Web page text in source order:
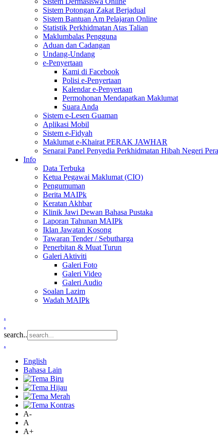
Sistem Potongan Zakat Berjadual
Sistem Bantuan Am Pelajaran Online
Statistik Perkhidmatan Atas Talian
Maklumbalas Pengguna
Aduan dan Cadangan
Undang-Undang
e-Penyertaan
Kami di Facebook
Polisi e-Penyertaan
Kalendar e-Penyertaan
Permohonan Mendapatkan Maklumat
Suara Anda
Sistem e-Lesen Guaman
Aplikasi Mobil
Sistem e-Fidyah
Maklumat e-Khairat PERAK JAWHAR
Senarai Panel Penyedia Perkhidmatan Hibah Negeri
Info
Data Terbuka
Ketua Pegawai Maklumat (CIO)
Pengumuman
Berita MAIPk
Keratan Akhbar
Klinik Jawi Dewan Bahasa Pustaka
Laporan Tahunan MAIPk
Iklan Jawatan Kosong
Tawaran Tender / Sebutharga
Penerbitan & Muat Turun
Galeri Aktiviti
Galeri Foto
Galeri Video
Galeri Audio
Soalan Lazim
Wadah MAIPk
.
.
search..
.
English
Bahasa Lain
A-
A
A+